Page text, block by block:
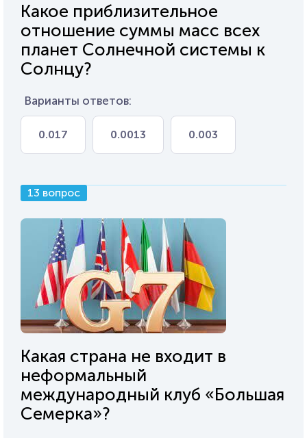
Какое приблизительное
отношение суммы масс всех
планет Солнечной системы к
Солнцу?
Варианты ответов:
0.017 0.0013 0.003
13 вопрос
Какая страна не входит в
неформальный
международный клуб «Большая
Семерка»?